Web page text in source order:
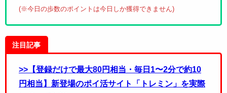
(※今日の歩数のポイントは今日しか獲得できません)
注目記事
>>【登録だけで最大80円相当・毎日1〜2分で約10
円相当】新登場のポイ活サイト「トレミン」を実際